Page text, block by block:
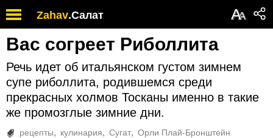
Zahav.Салат АА
Вас согреет Риболлита
Речь идет об итальянском густом зимнем
супе риболлита, родившемся среди
прекрасных холмов Тосканы именно в такие
же промозглые зимние дни.
рецепты кулинария Сугат
Орли Плай-Бронштейн